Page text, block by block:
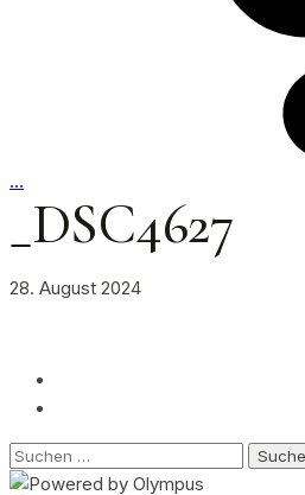
…
_DSC4627
28. August 2024
Suchen
nach: